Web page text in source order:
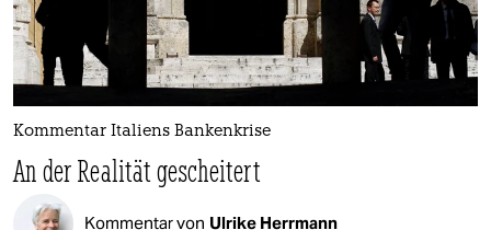
Kommentar Italiens Bankenkrise
An der Realität gescheitert
Kommentar von Ulrike Herrmann